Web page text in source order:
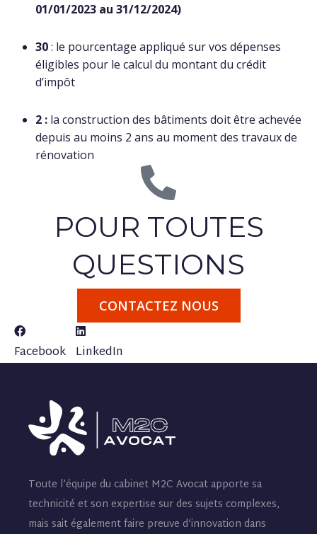
01/01/2023 au 31/12/2024)
30: le pourcentage appliqué sur vos dépenses
éligibles pour le calcul du montant du crédit
d’impôt
2 : la construction des bâtiments doit être achevée
depuis au moins 2 ans au moment des travaux de
rénovation
POUR TOUTES
QUESTIONS
CONTACTEZ NOUS
Facebook LinkedIn
Toute l’équipe du cabinet M2C Avocat apporte sa
technicité et son expertise sur des sujets complexes,
mais sait également faire preuve d’innovation dans